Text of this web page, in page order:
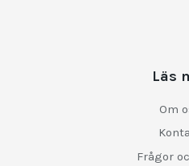
Läs
Om
Frågor